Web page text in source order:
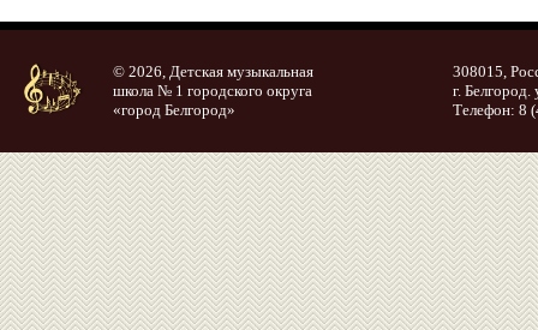
© 2026, Детская музыкальная
школа № 1 городского округа
«город Белгород»
308015,
г. Белгород.
Телефон: 8